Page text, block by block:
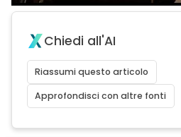
Chiedi all'AI
Riassumi questo articolo
Approfondisci con altre fonti